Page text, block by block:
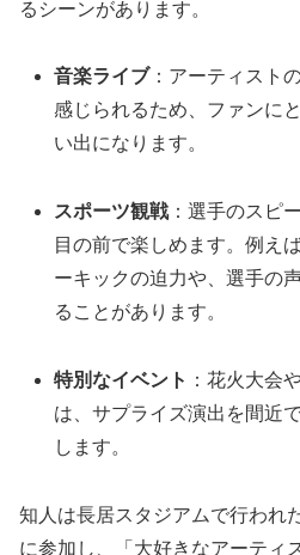
るシーンがあります。
音楽ライブ ：アーティスト
感じられるため、ファンに
い出になります。
スポーツ観戦：選手のスピ
目の前で楽しめます。例え
ーキックの迫力や、選手の
ることがあります。
特別なイベント ：花火大会
は、サプライズ演出を間近
します。
知人は長居スタジアムで行われ
に参加し、「大好きなアーティ